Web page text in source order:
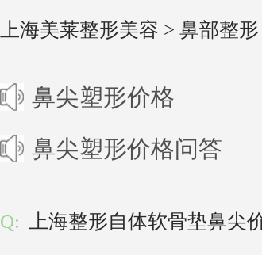
上海美莱整形美容 >鼻部整形
鼻尖塑形价格
鼻尖塑形价格问答
Q: 上海整形自体软骨垫鼻尖